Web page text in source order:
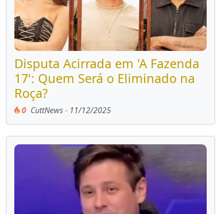
Disputa Acirrada em 'A Fazenda
17': Quem Será o Eliminado na
Roça?
0 CuttNews- 11/12/2025